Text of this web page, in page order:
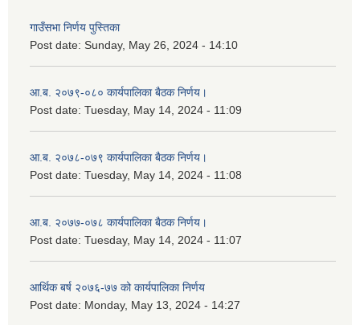
गाउँसभा निर्णय पुस्तिका
Post date: Sunday, May 26, 2024 - 14:10
आ.ब. २०७९-०८० कार्यपालिका बैठक निर्णय।
Post date: Tuesday, May 14, 2024 - 11:09
आ.ब. २०७८-०७९ कार्यपालिका बैठक निर्णय।
Post date: Tuesday, May 14, 2024 - 11:08
आ.ब. २०७७-०७८ कार्यपालिका बैठक निर्णय।
Post date: Tuesday, May 14, 2024 - 11:07
आर्थिक बर्ष २०७६-७७ को कार्यपालिका निर्णय
Post date: Monday, May 13, 2024 - 14:27